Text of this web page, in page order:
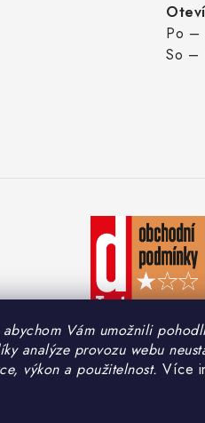
Vám umožnili
analýze provozu webu
výkon a použitelnost. Více
Po –
So –